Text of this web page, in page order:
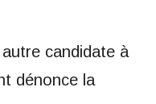
candidate à
dénonce la